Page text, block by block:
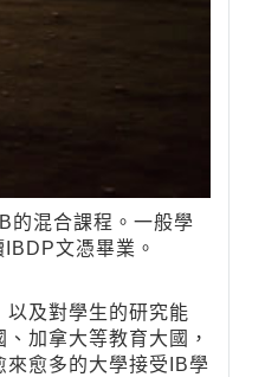
的混合課程。一般學
文憑畢業。
以及對學生的研究能
加拿大等教育大國，
來愈多的大學接受IB學